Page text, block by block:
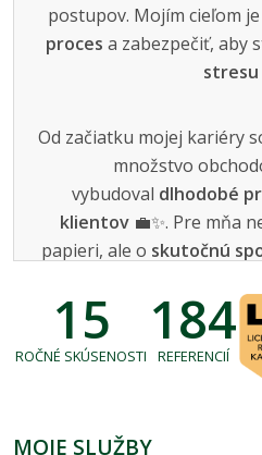
postupov. Mojím cieľom je
proces a zabezpečiť, aby
stresu
Od začiatku mojej kariéry
množstvo
vybudoval dlhodobé
klientov💼✨. Pre mňa
papieri, ale o skutočnú
Každému klientovi sa
sa porozumieť jeho
15
ROČNÉ SKÚSENOSTI
184
REFERENCIÍ
MOJE SLUŽBY